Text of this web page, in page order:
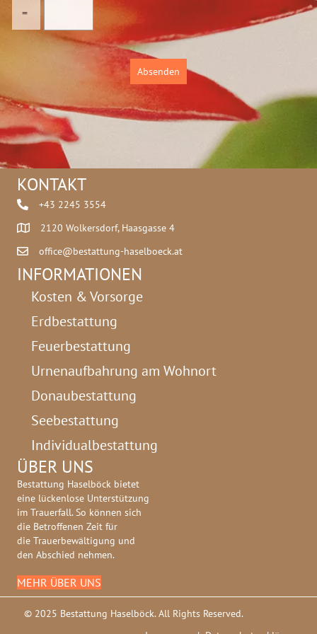
u
=
Absenden
KONTAKT
+43 2245 3554
2120 Wolkersdorf, Haasgasse 4
office@bestattung-haselboeck.at
INFORMATIONEN
Kosten & Vorsorge
Erdbestattung
Feuerbestattung
Urnenaufbahrung am Wohnort
Donaubestattung
Seebestattung
Individualbestattung
ÜBER UNS
Bestattung Haselböck bietet
eine lückenlose Unterstützung
im Trauerfall. So können sich
die Betroffenen Zeit für
die Trauerbewältigung und
den Abschied nehmen.
MEHR ÜBER UNS
© 2025 Bestattung Haselböck. All Rights Reserved.